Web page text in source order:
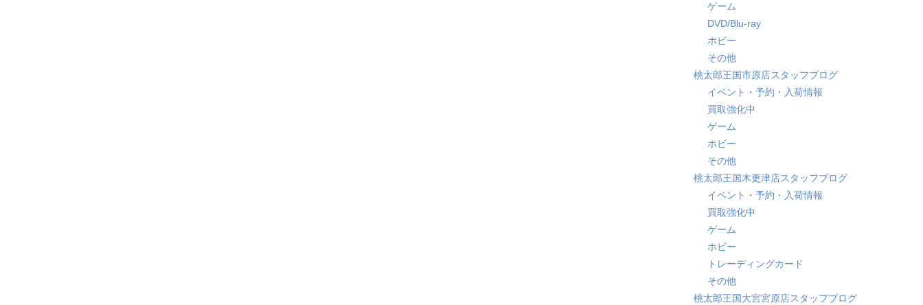
ゲーム
DVD/Blu-ray
ホビー
その他
桃太郎王国市原店スタッフブログ
イベント・予約・入荷情報
買取強化中
ゲーム
ホビー
その他
桃太郎王国木更津店スタッフブログ
イベント・予約・入荷情報
買取強化中
ゲーム
ホビー
トレーディングカード
その他
桃太郎王国大宮宮原店スタッフブログ